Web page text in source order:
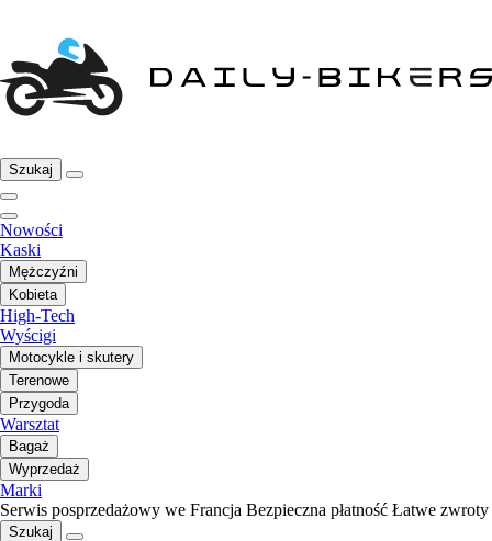
Szukaj
Nowości
Kaski
Mężczyźni
Kobieta
High-Tech
Wyścigi
Motocykle i skutery
Terenowe
Przygoda
Warsztat
Bagaż
Wyprzedaż
Marki
Serwis posprzedażowy we Francja Bezpieczna płatność Łatwe zwroty
Szukaj